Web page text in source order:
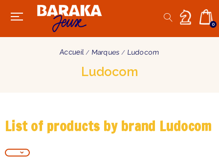
0
Accueil Marques Ludocom
Ludocom
List of products by brand Ludocom